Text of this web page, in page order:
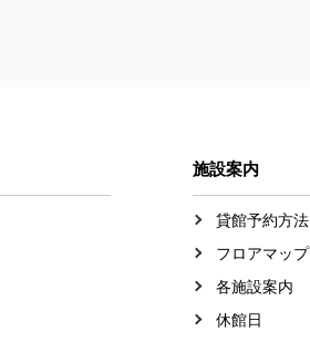
施設案内
貸館予約方法
フロアマップ
各施設案内
休館日